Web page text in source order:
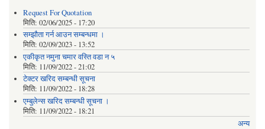
Request For Quotation
मिति: 02/06/2025 - 17:20
सम्झौता गर्न आउन सम्बन्धमा ।
मिति: 02/09/2023 - 13:52
एकीकृत नमुना चमार वस्ति वडा न ५
मिति: 11/09/2022 - 21:02
टेक्टर खरिद सम्बन्धी सूचना
मिति: 11/09/2022 - 18:28
एम्बुलेन्स खरिद सम्बन्धी सूचना ।
मिति: 11/09/2022 - 18:21
अन्य